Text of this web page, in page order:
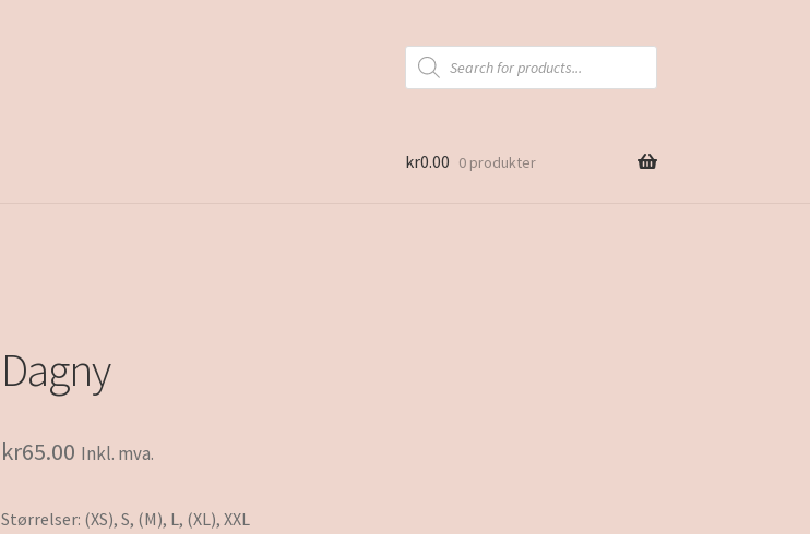
Products
search
kr0.00 0 produkter
Dagny
kr65.00 Inkl. mva.
Størrelser: (XS), S, (M), L, (XL), XXL